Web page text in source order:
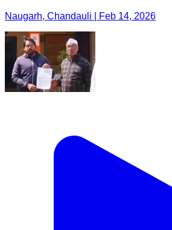
Naugarh, Chandauli | Feb 14, 2026